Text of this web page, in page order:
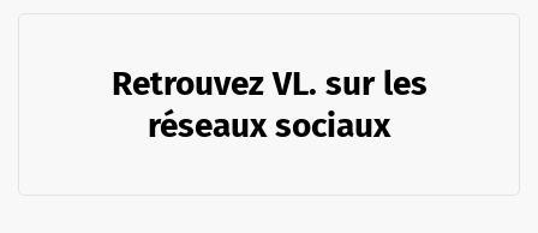
Retrouvez VL. sur les
réseaux sociaux